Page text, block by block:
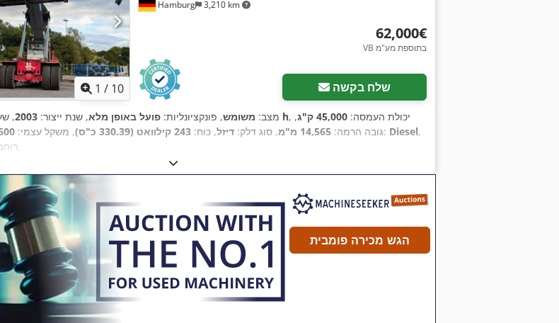
1 / 10
Hamburg 3,210 km
‏62,000 ‏€
VB בתוספת מע"מ
שלח בקשה
מצב: משומש, פונקציונליות: פועל באופן מלא, שנת ייצור: 2003
, 18,155 h , יכולת העמסה: 45,000 ק"ג
,
גובה הרמה: 14,565 מ"מ , סוג דלק: דיזל, כוח: 243 קילוואט (330.39 כ"ס) , משקל עצמי: , סוג הנעה: Diesel,
,
הגש מכירה פומבית